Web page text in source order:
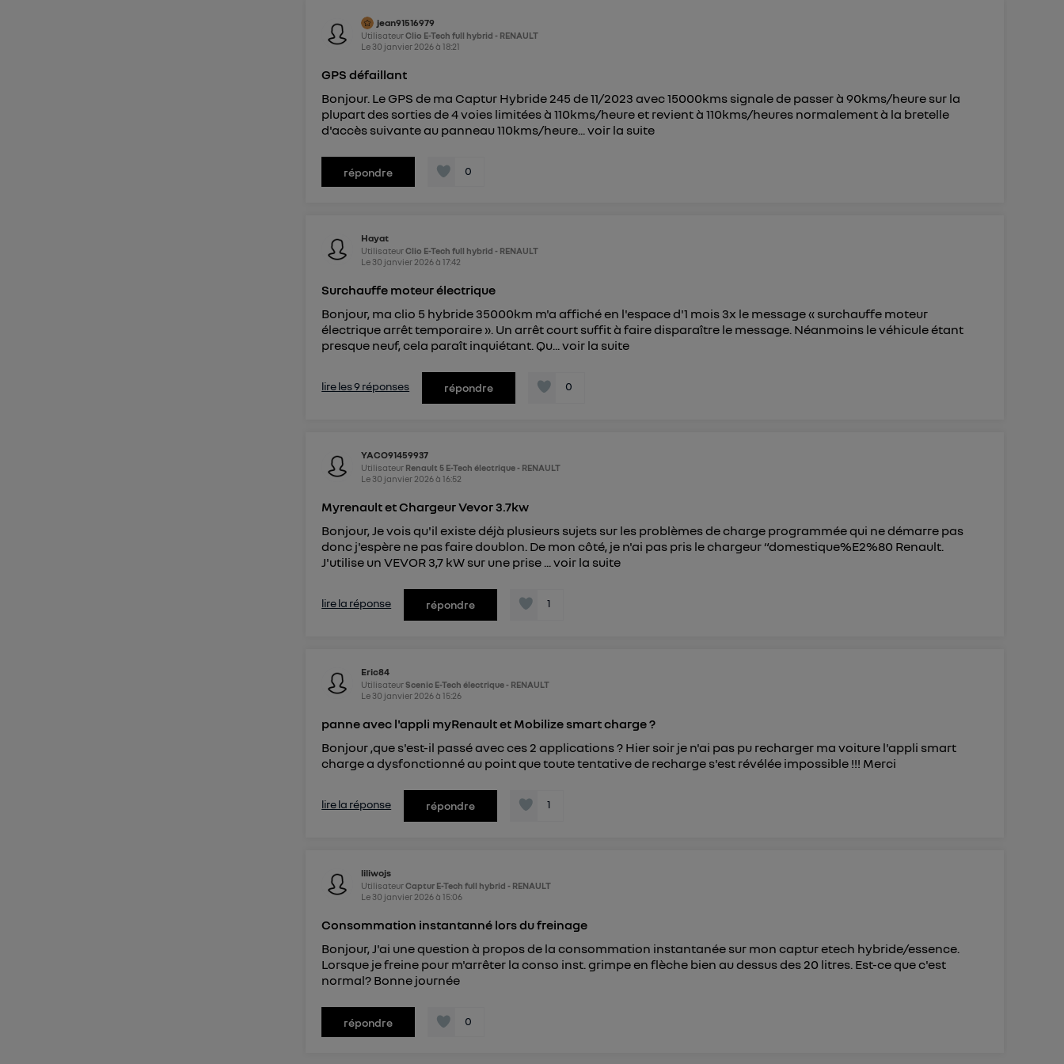
jean91516979
UtilisateurClio E-Tech full hybrid - RENAULT
Le 30 janvier 2026à18:21
GPS défaillant
Bonjour. Le GPS de ma Captur Hybride 245 de 11/2023 avec 15000kms signale de passer à 90kms/heure sur la
plupart des sorties de 4 voies limitées à 110kms/heure et revient à 110kms/heures normalement à la bretelle
d'accès suivante au panneau 110kms/heure...voir la suite
répondre 0
Hayat
UtilisateurClio E-Tech full hybrid - RENAULT
Le 30 janvier 2026à17:42
Surchauffe moteur électrique
Bonjour, ma clio 5 hybride 35000km m'a affiché en l'espace d'1 mois 3x le message « surchauffe moteur
électrique arrêt temporaire ». Un arrêt court suffit à faire disparaître le message. Néanmoins le véhicule étant
presque neuf, cela paraît inquiétant. Qu...voir la suite
lire les 9 réponses répondre 0
YACO91459937
Utilisateur Renault 5 E-Tech électrique - RENAULT
Le 30 janvier 2026à16:52
Myrenault et Chargeur Vevor 3.7kw
Bonjour, Je vois qu'il existe déjà plusieurs sujets sur les problèmes de charge programmée qui ne démarre pas
donc j'espère ne pas faire doublon. De mon côté, je n'ai pas pris le chargeur “domestique%E2%80 Renault.
J'utilise un VEVOR 3,7 kW sur une prise ...voir la suite
lire la réponse répondre 1
Eric84
UtilisateurScenic E-Tech électrique - RENAULT
Le 30 janvier 2026à15:26
panne avec l'appli myRenault et Mobilize smart charge ?
Bonjour ,que s'est-il passé avec ces 2 applications ? Hier soir je n'ai pas pu recharger ma voiture l'appli smart
charge a dysfonctionné au point que toute tentative de recharge s'est révélée impossible !!! Merci
lire la réponse répondre 1
liliwojs
UtilisateurCaptur E-Tech full hybrid - RENAULT
Le 30 janvier 2026à15:06
Consommation instantanné lors du freinage
Bonjour, J'ai une question à propos de la consommation instantanée sur mon captur etech hybride/essence.
Lorsque je freine pour m'arrêter la conso inst. grimpe en flèche bien au dessus des 20 litres. Est-ce que c'est
normal? Bonne journée
répondre 0
") ou via la page « gérer Utiq » en bas de ce site. Pour plus
d'informations, veuillez consulter